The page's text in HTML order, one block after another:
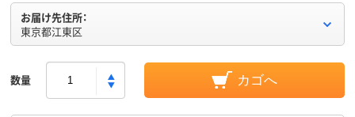
お届け先住所：
東京都江東区
数量 カゴへ